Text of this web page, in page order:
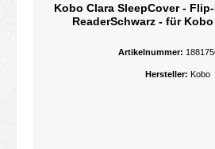
Kobo Clara SleepCover -
ReaderSchwarz - für
Artikelnummer:
Hersteller: Kobo